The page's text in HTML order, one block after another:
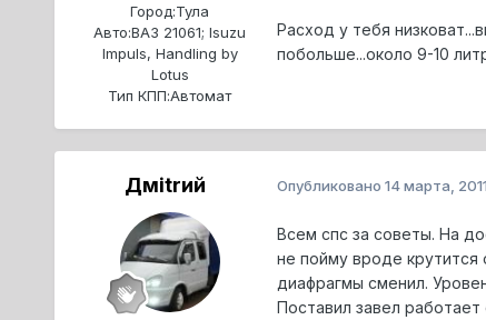
Город:Тула
Авто:ВАЗ 21061; Isuzu
Impuls, Handling by
Lotus
Тип КПП:Автомат
Расход у тебя
побольше...около 9-10
Дмitrий Опубликовано 14 марта, 2011
Всем спс за советы. На
не пойму вроде крутится
диафрагмы сменил.
Поставил завел